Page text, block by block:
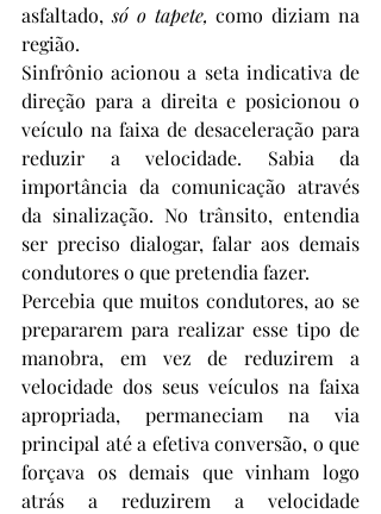
asfaltado, só o tapete, como diziam na
região.
Sinfrônio acionou a seta indicativa de
direção para a direita e posicionou o
veículo na faixa de desaceleração para
reduzir a velocidade. Sabia da
importância da comunicação através
da sinalização. No trânsito, entendia
ser preciso dialogar, falar aos demais
condutores o que pretendia fazer.
Percebia que muitos condutores, ao se
prepararem para realizar esse tipo de
manobra, em vez de reduzirem a
velocidade dos seus veículos na faixa
apropriada, permaneciam na via
principal até a efetiva conversão, o que
forçava os demais que vinham logo
atrás a reduzirem a velocidade